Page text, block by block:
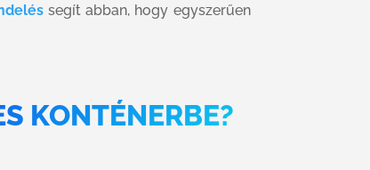
segít abban, hogy egyszerűen
KONTÉNERBE?